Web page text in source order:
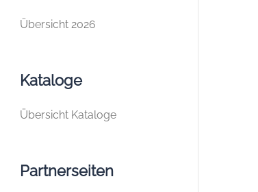
Übersicht 2026
Kataloge
Übersicht Kataloge
Partnerseiten